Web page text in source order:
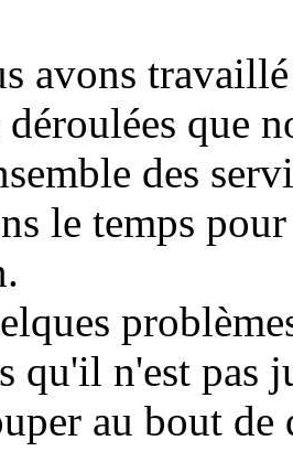
avons
que
des
le temps
qu'il n'est pas
au bout de